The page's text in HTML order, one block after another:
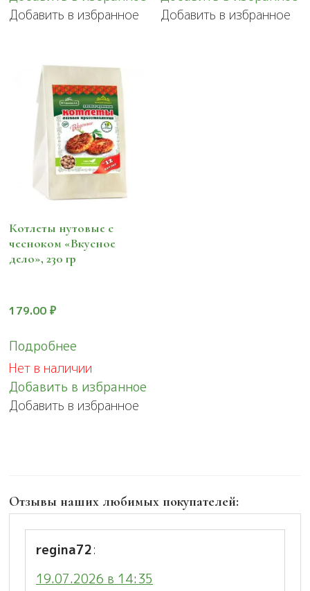
Добавить в избранное
Добавить в избранное
Котлеты нутовые с
чесноком «Вкусное
дело», 230 гр
179.00 ₽
Подробнее
Нет в наличии
Добавить в избранное
Добавить в избранное
Отзывы наших любимых покупателей:
regina72:
19.07.2026 в 14:35